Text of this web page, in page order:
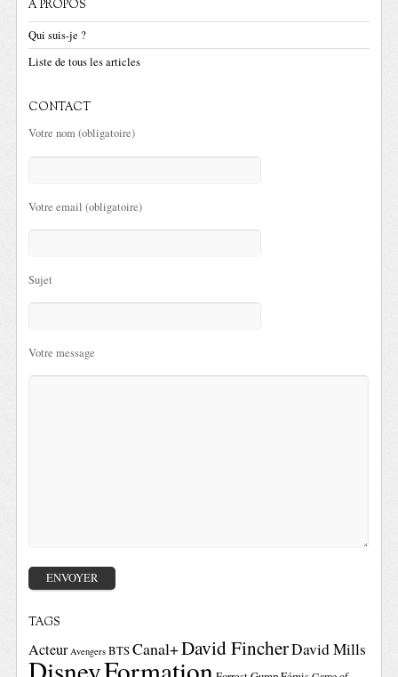
A PROPOS
Qui suis-je ?
Liste de tous les articles
CONTACT
Votre nom (obligatoire)
Votre email (obligatoire)
Sujet
Votre message
TAGS
Acteur Avengers BTSCanal+David FincherDavid Mills